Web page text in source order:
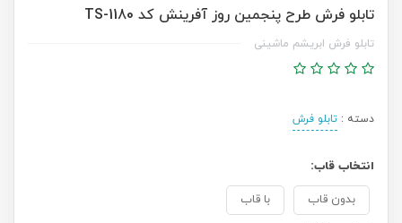
تابلو فرش طرح پنجمین روز آفرینش کد TS-1180
تابلو فرش ابریشم ماشینی
دسته : تابلو فرش
انتخاب قاب:
بدون قاب با قاب